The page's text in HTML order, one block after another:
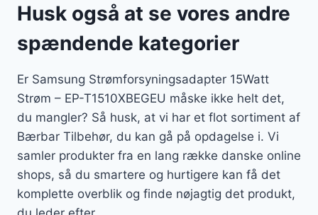
Husk også at se vores andre
spændende kategorier
Er Samsung Strømforsyningsadapter 15Watt
Strøm – EP-T1510XBEGEU måske ikke helt det,
du mangler? Så husk, at vi har et flot sortiment af
Bærbar Tilbehør, du kan gå på opdagelse i. Vi
samler produkter fra en lang række danske online
shops, så du smartere og hurtigere kan få det
komplette overblik og finde nøjagtig det produkt,